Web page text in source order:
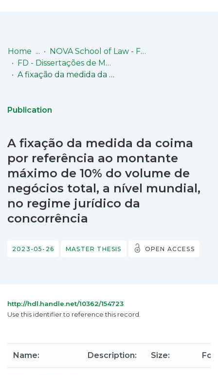
Communities
Statistics
Home
NOVA School of Law - Faculdade de Direito (NSL-FD)
FD - Dissertações de Mestrado
A fixação da medida da coima por referência ao montante máximo de 10% do volume de negócios total, a nível mundial, no regime jurídico da concorrência
Publication
A fixação da medida da coima
por referência ao montante
máximo de 10% do volume de
negócios total, a nível mundial,
no regime jurídico da
concorrência
2023-05-26 MASTER THESIS OPEN ACCESS
http://hdl.handle.net/10362/154723
Use this identifier to reference this record.
Name: Description: Size: